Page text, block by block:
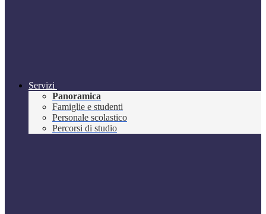
Servizi
Panoramica
Famiglie e studenti
Personale scolastico
Percorsi di studio